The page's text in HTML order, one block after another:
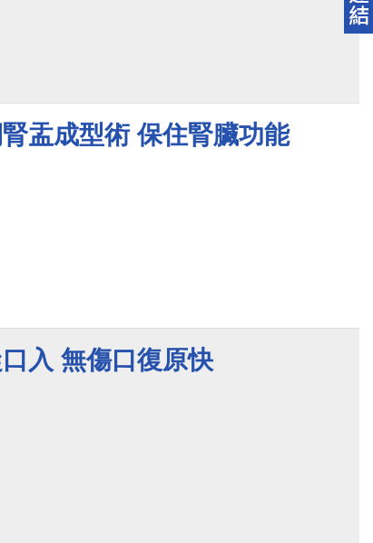
盂成型術 保住腎臟功能
入 無傷口復原快